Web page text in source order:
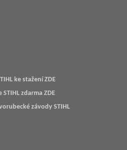
ke stažení ZDE
zdarma ZDE
závody STIHL